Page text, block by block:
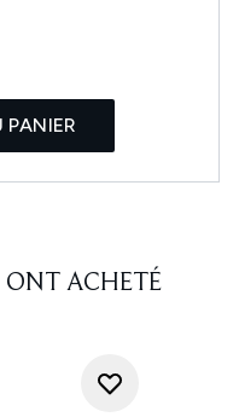
PANIER
ONT ACHETÉ